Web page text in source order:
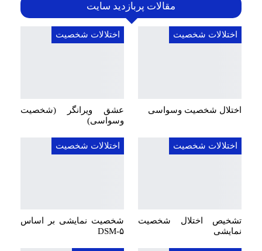
مقالات پربازدید سایت
اختلالات شخصیت
اختلال شخصیت وسواسی
اختلالات شخصیت
عشق ویرانگر (شخصیت
وسواسی)
اختلالات شخصیت
تشخیص اختلال شخصیت
نمایشی
اختلالات شخصیت
شخصیت نمایشی بر اساس
DSM-۵